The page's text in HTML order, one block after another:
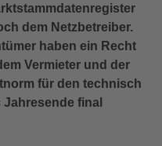
dem Netzbetreiber.
haben ein Recht
Vermieter und der
für den technisch
final